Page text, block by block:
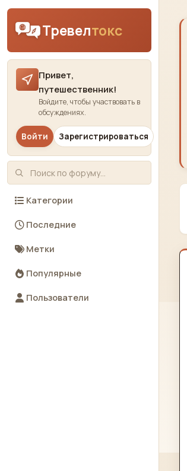
Skip to content
Тревелтокс
Привет,
путешественник!
Войдите, чтобы участвовать в
обсуждениях.
Войти Зарегистрироваться
Категории
Последние
Метки
Популярные
Пользователи